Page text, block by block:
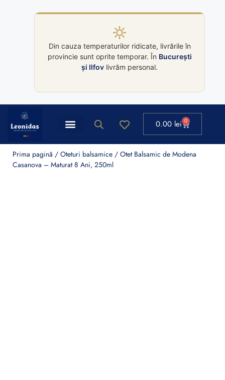
Din cauza temperaturilor ridicate, livrările în
provincie sunt oprite temporar. În București
și Ilfov livrăm personal.
0.00 lei 0
Prima pagină / Oteturi balsamice / Otet Balsamic de Modena
Casanova – Maturat 8 Ani, 250ml